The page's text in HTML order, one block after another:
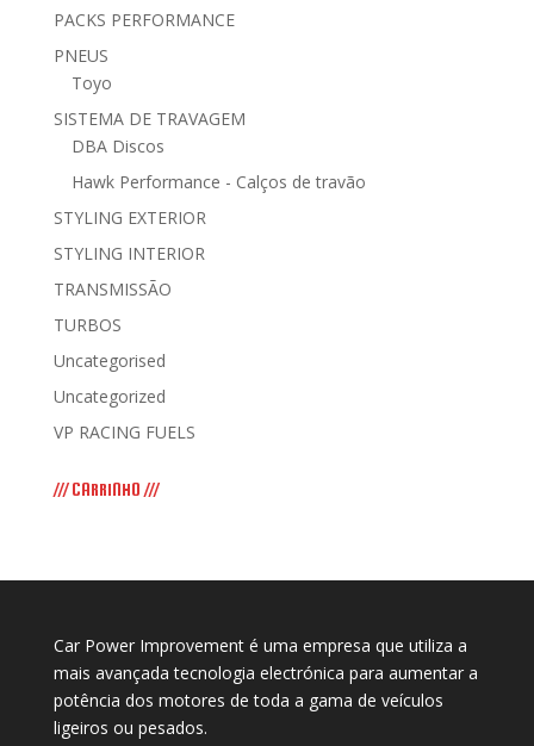
PACKS PERFORMANCE
PNEUS
Toyo
SISTEMA DE TRAVAGEM
DBA Discos
Hawk Performance - Calços de travão
STYLING EXTERIOR
STYLING INTERIOR
TRANSMISSÃO
TURBOS
Uncategorised
Uncategorized
VP RACING FUELS
/// CARRINHO ///
Car Power Improvement é uma empresa que utiliza a
mais avançada tecnologia electrónica para aumentar a
potência dos motores de toda a gama de veículos
ligeiros ou pesados.